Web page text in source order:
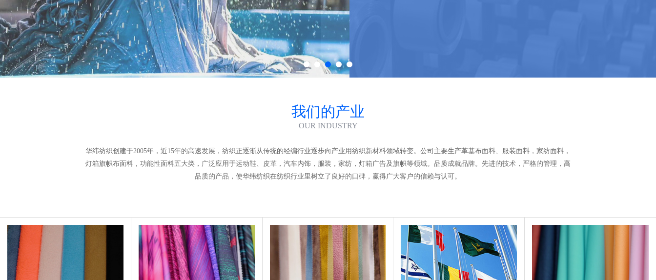
我们的产业
OUR INDUSTRY
华纬纺织创建于2005年，近15年的高速发展，纺织正逐渐从传统的经编行业逐步向产业用纺织新材料领域转变。公司主要生产革基布面料、服装面料，家纺面料，
灯箱旗帜布面料，功能性面料五大类，广泛应用于运动鞋、皮革，汽车内饰，服装，家纺，灯箱广告及旗帜等领域。品质成就品牌。先进的技术，严格的管理，高
品质的产品，使华纬纺织在纺织行业里树立了良好的口碑，赢得广大客户的信赖与认可。